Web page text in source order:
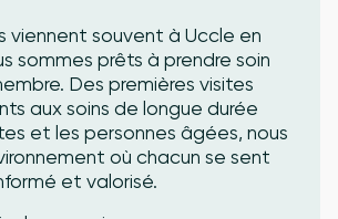
viennent souvent à Uccle en
sommes prêts à prendre soin
Des premières visites
aux soins de longue durée
et les personnes âgées, nous
où chacun se sent
et valorisé.